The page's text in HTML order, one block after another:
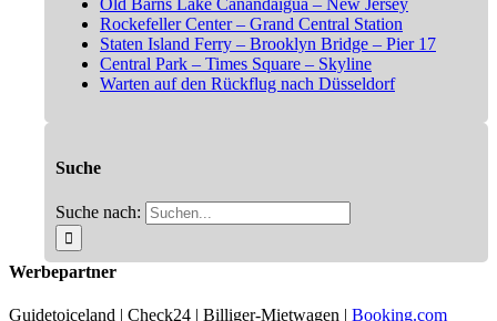
Old Barns Lake Canandaigua – New Jersey
Rockefeller Center – Grand Central Station
Staten Island Ferry – Brooklyn Bridge – Pier 17
Central Park – Times Square – Skyline
Warten auf den Rückflug nach Düsseldorf
Suche
Suche nach:
Werbepartner
Guidetoiceland | Check24 | Billiger-Mietwagen | Booking.com